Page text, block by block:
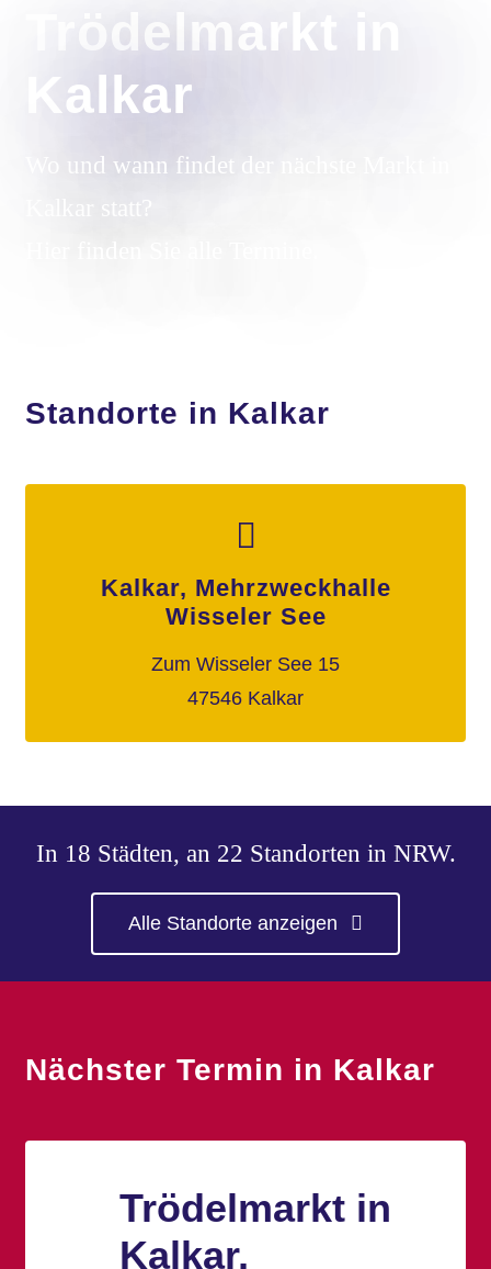
Trödelmarkt in
Kalkar
Wo und wann findet der nächste Markt in
Kalkar statt?
Standorte in Kalkar
Kalkar, Mehrzweckhalle
Wisseler See
Zum Wisseler See 15
47546 Kalkar
In 18 Städten, an 22 Standorten in NRW.
Alle Standorte anzeigen
Nächster Termin in Kalkar
Trödelmarkt in
Kalkar,